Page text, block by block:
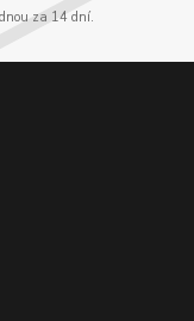
za 14 dní.